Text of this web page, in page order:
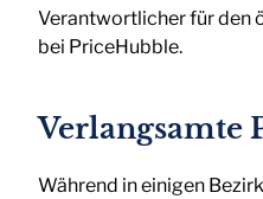
Verantwortlicher für den
bei PriceHubble.
Verlangsamte
Während in einigen